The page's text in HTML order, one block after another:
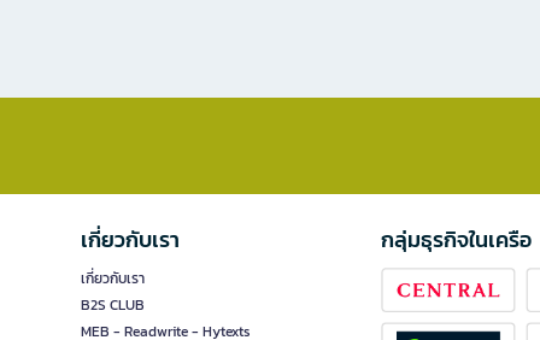
เกี่ยวกับเรา
เกี่ยวกับเรา
B2S CLUB
MEB - Readwrite - Hytexts
กลุ่มธุรกิจในเครือ